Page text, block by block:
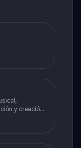
y creación